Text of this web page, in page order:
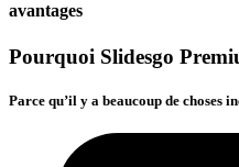
avantages
Pourquoi Slidesgo
Parce qu’il y a beaucoup de choses